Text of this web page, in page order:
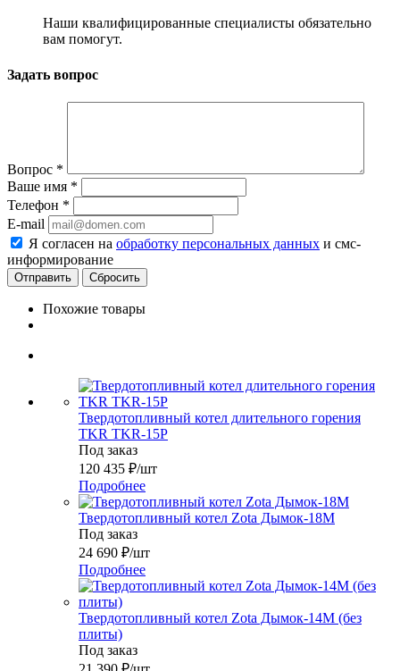
Наши квалифицированные специалисты обязательно
вам помогут.
Задать вопрос
Вопрос *
Ваше имя *
Телефон *
E-mail
Я согласен на обработку персональных данных и смс-
информирование
Сбросить
Похожие товары
Твердотопливный котел длительного горения
TKR TKR-15P
Под заказ
120 435 ₽/шт
Подробнее
Твердотопливный котел Zota Дымок-18М
Под заказ
24 690 ₽/шт
Подробнее
Твердотопливный котел Zota Дымок-14М (без
плиты)
Под заказ